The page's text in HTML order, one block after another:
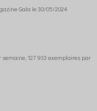
Gala le 30/05/2024
127 933 exemplaires par